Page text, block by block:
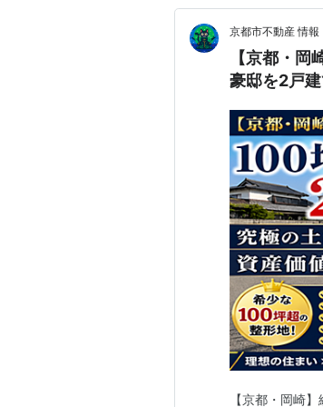
京都市不動産 情報
【京都・
豪邸を2戸
【京都・岡崎